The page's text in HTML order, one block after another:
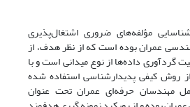
مؤلفه‌های ضروری اشتغال‌پذیری
عمران بوده است که از نظر هدف، از
گردآوری داده‌ها از نوع میدانی است و با
کیفی پدیدارشناسی استفاده شده
مهندسان حرفه‌ای عمران تحت عنوان